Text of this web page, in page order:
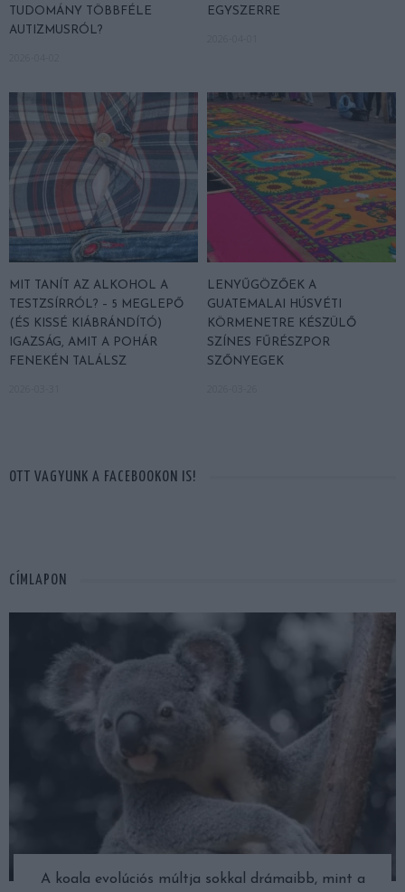
TUDOMÁNY TÖBBFÉLE
AUTIZMUSRÓL?
EGYSZERRE
MIT TANÍT AZ ALKOHOL A
TESTZSÍRRÓL? – 5 MEGLEPŐ
(ÉS KISSÉ KIÁBRÁNDÍTÓ)
IGAZSÁG, AMIT A POHÁR
FENEKÉN TALÁLSZ
LENYŰGÖZŐEK A
GUATEMALAI HÚSVÉTI
KÖRMENETRE KÉSZÜLŐ
SZÍNES FŰRÉSZPOR
SZŐNYEGEK
OTT VAGYUNK A FACEBOOKON IS!
CÍMLAPON
A koala evolúciós múltja sokkal drámaibb, mint a